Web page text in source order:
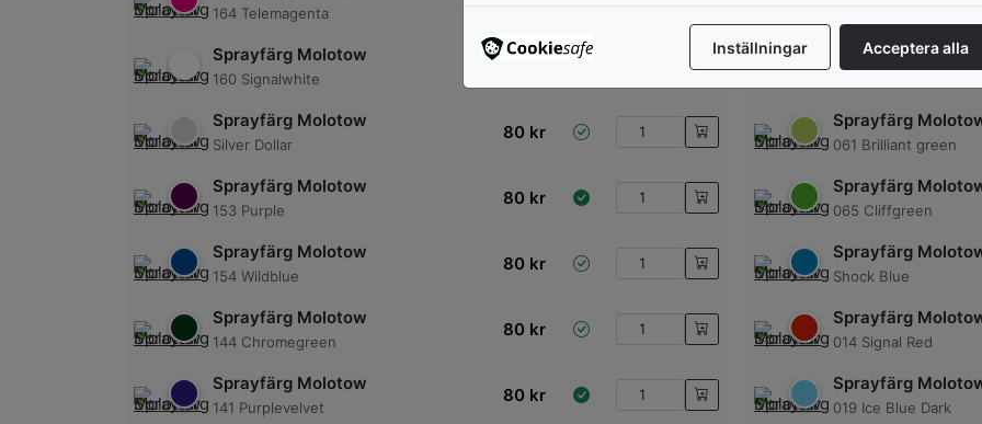
164 Telemagenta
Sprayfärg Molotow
160 Signalwhite
Sprayfärg Molotow
Silver Dollar
80 kr
Sprayfärg Molotow
153 Purple
80 kr
Sprayfärg Molotow
154 Wildblue
80 kr
Sprayfärg Molotow
144 Chromegreen
80 kr
Sprayfärg Molotow
141 Purplevelvet
80 kr
Sprayfärg Molotow
Sprayfärg
061 Brilliant green
Sprayfärg
065 Cliffgreen
Sprayfärg
Shock Blue
Sprayfärg
014 Signal Red
Sprayfärg
019 Ice Blue Dark
Inställningar Acceptera alla